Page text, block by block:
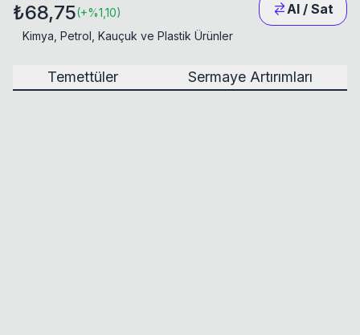
₺68,75(+%1,10) Al / Sat
Kimya, Petrol, Kauçuk ve Plastik Ürünler
Temettüler Sermaye Artırımları